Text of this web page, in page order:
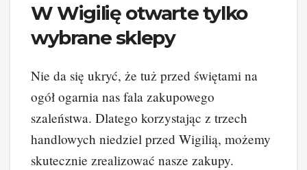
W Wigilię otwarte tylko
wybrane sklepy
Nie da się ukryć, że tuż przed świętami na
ogół ogarnia nas fala zakupowego
szaleństwa. Dlatego korzystając z trzech
handlowych niedziel przed Wigilią, możemy
skutecznie zrealizować nasze zakupy.